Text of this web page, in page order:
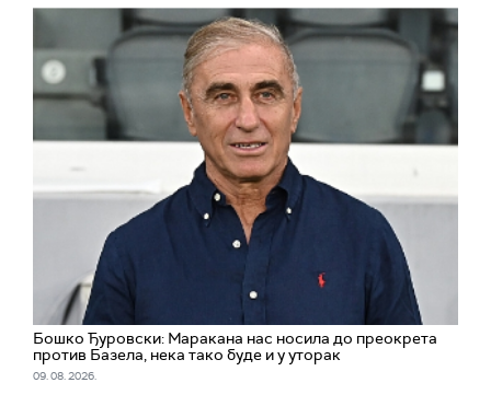
Бошко Ђуровски: Маракана нас носила до преокрета
против Базела, нека тако буде и у уторак
09. 08. 2026.